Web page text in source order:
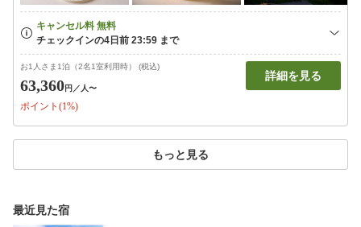
お1人さま1泊（2名1室利用時） (税込)
63,360円 ／人〜
ポイント(1%)
詳細を見る
もっと見る
最近見た宿